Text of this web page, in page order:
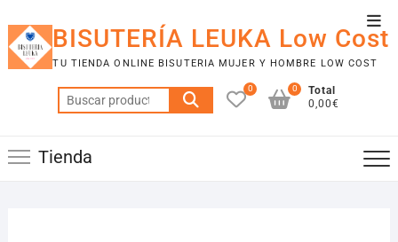
contenido
de
la
BISUTERÍA LEUKA Low Cost
TU TIENDA ONLINE BISUTERIA MUJER Y HOMBRE LOW COST
Buscar
por:
0
Total
0,00€
0
Tienda